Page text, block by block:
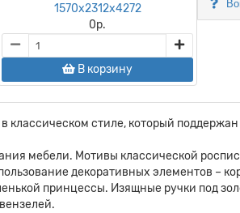
1570х2312х4272
0р.
В корзину
классическом стиле, который
мебели. Мотивы классической
декоративных элементов –
принцессы. Изящные ручки под